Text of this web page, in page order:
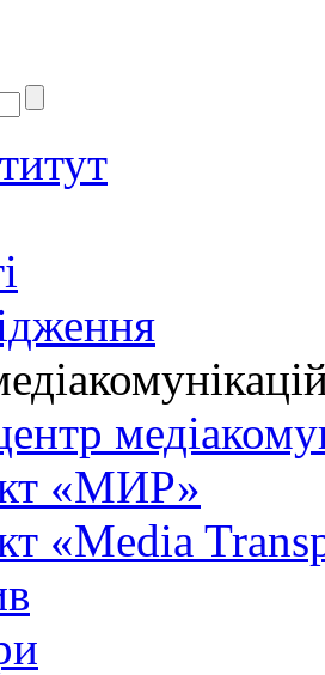
«МИР»
«Media